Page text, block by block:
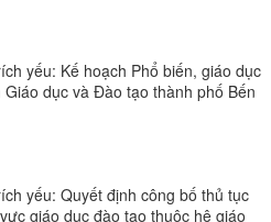
yếu: Kế hoạch Phổ biến, giáo dục
dục và Đào tạo thành phố Bến
yếu: Quyết định công bố thủ tục
giáo dục đào tạo thuộc hệ giáo